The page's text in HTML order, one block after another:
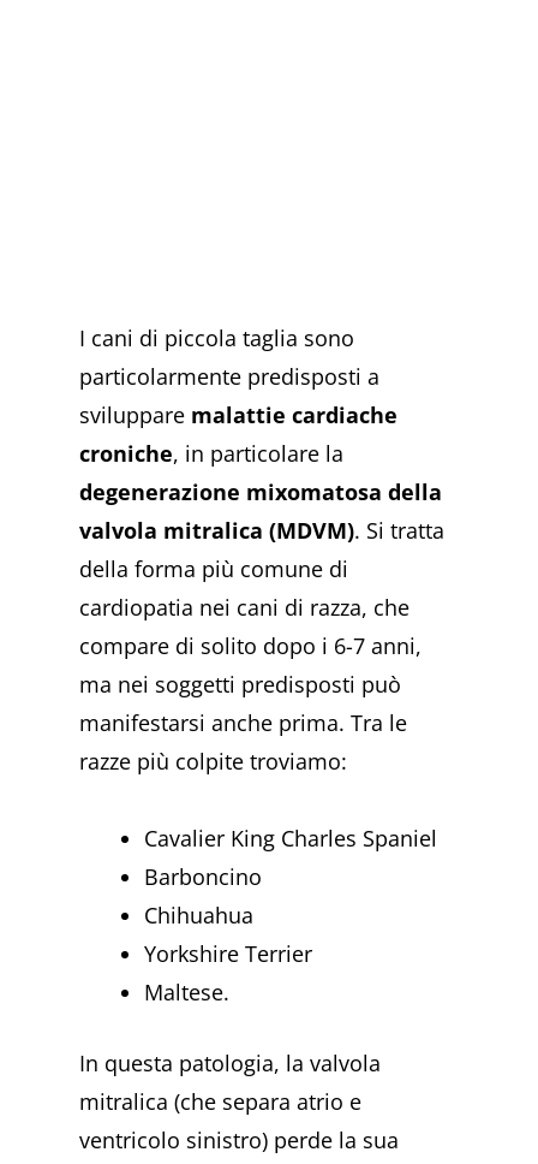
I cani di piccola taglia sono
particolarmente predisposti a
sviluppare malattie cardiache
croniche, in particolare la
degenerazione mixomatosa della
valvola mitralica (MDVM). Si tratta
della forma più comune di
cardiopatia nei cani di razza, che
compare di solito dopo i 6-7 anni,
ma nei soggetti predisposti può
manifestarsi anche prima. Tra le
razze più colpite troviamo:
Cavalier King Charles Spaniel
Barboncino
Chihuahua
Yorkshire Terrier
Maltese.
In questa patologia, la valvola
mitralica (che separa atrio e
ventricolo sinistro) perde la sua